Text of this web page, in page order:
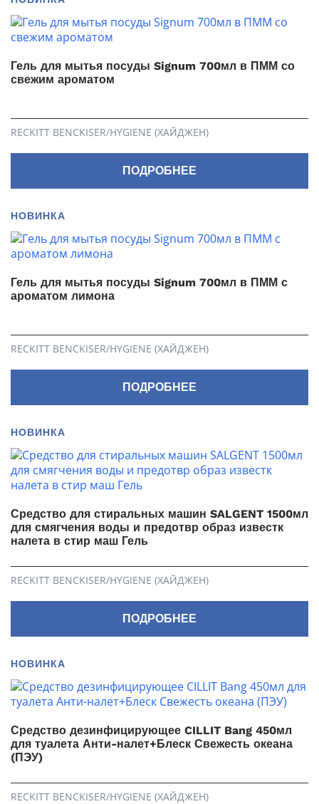
Гель для мытья посуды Signum 700мл в ПММ со
свежим ароматом
RECKITT BENCKISER/HYGIENE (ХАЙДЖЕН)
ПОДРОБНЕЕ
НОВИНКА
Гель для мытья посуды Signum 700мл в ПММ с
ароматом лимона
RECKITT BENCKISER/HYGIENE (ХАЙДЖЕН)
ПОДРОБНЕЕ
НОВИНКА
Средство для стиральных машин SALGENT 1500мл
для смягчения воды и предотвр образ известк
налета в стир маш Гель
RECKITT BENCKISER/HYGIENE (ХАЙДЖЕН)
ПОДРОБНЕЕ
НОВИНКА
Средство дезинфицирующее CILLIT Bang 450мл
для туалета Анти-налет+Блеск Свежесть океана
(ПЭУ)
RECKITT BENCKISER/HYGIENE (ХАЙДЖЕН)